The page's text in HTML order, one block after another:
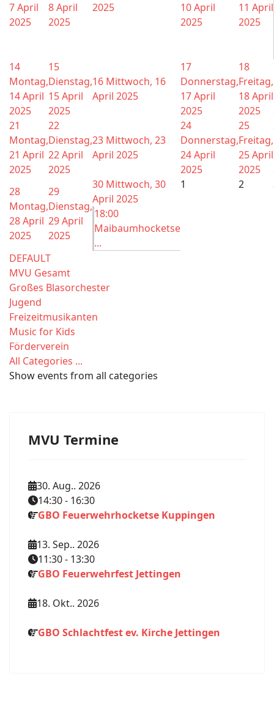
7 April
2025
8 April
2025
2025
10 April
2025
11 April
2025
14
Montag,
14 April
2025
15
Dienstag,
15 April
2025
16 Mittwoch, 16
April 2025
17
Donnerstag,
17 April
2025
18
Freitag,
18 April
2025
21
Montag,
21 April
2025
22
Dienstag,
22 April
2025
23 Mittwoch, 23
April 2025
24
Donnerstag,
24 April
2025
25
Freitag,
25 April
2025
28
Montag,
28 April
2025
29
Dienstag,
29 April
2025
30 Mittwoch, 30
April 2025
18:00
Maibaumhocketse
...
1 2
DEFAULT
MVU Gesamt
Großes Blasorchester
Jugend
Freizeitmusikanten
Music for Kids
Förderverein
All Categories ...
Show events from all categories
MVU Termine
30. Aug.. 2026
14:30- 16:30
GBO Feuerwehrhocketse Kuppingen
13. Sep.. 2026
11:30- 13:30
GBO Feuerwehrfest Jettingen
18. Okt.. 2026
GBO Schlachtfest ev. Kirche Jettingen